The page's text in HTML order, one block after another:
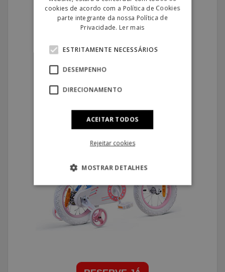
cookies de acordo com a Política de Cookies
parte integrante da nossa Política de
Privacidade. Ler mais
ESTRITAMENTE NECESSÁRIOS
DESEMPENHO
DIRECIONAMENTO
ACEITAR TODOS
Rejeitar cookies
MOSTRAR DETALHES